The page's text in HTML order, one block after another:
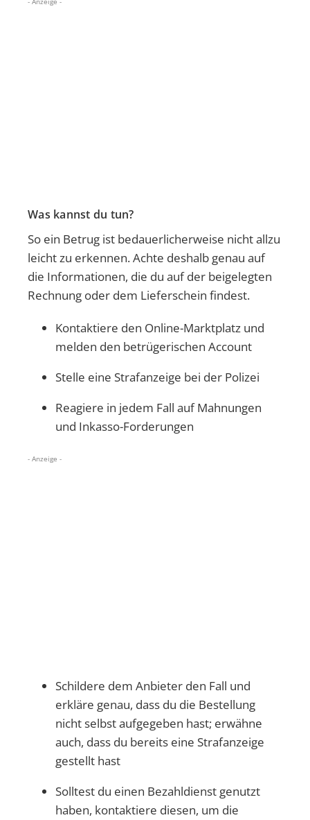
Was kannst du tun?
So ein Betrug ist bedauerlicherweise nicht allzu
leicht zu erkennen. Achte deshalb genau auf
die Informationen, die du auf der beigelegten
Rechnung oder dem Lieferschein findest.
Kontaktiere den Online-Marktplatz und
melden den betrügerischen Account
Stelle eine Strafanzeige bei der Polizei
Reagiere in jedem Fall auf Mahnungen
und Inkasso-Forderungen
- Anzeige -
Schildere dem Anbieter den Fall und
erkläre genau, dass du die Bestellung
nicht selbst aufgegeben hast; erwähne
auch, dass du bereits eine Strafanzeige
gestellt hast
Solltest du einen Bezahldienst genutzt
haben, kontaktiere diesen, um die